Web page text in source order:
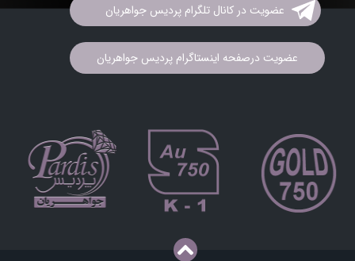
عضویت در کانال تلگرام پردیس جواهریان
عضویت درصفحه اینستاگرام پردیس جواهریان